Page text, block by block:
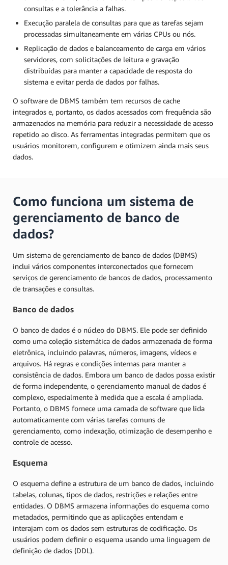
consultas e a tolerância a falhas.
Execução paralela de consultas para que as tarefas sejam
processadas simultaneamente em várias CPUs ou nós.
Replicação de dados e balanceamento de carga em vários
servidores, com solicitações de leitura e gravação
distribuídas para manter a capacidade de resposta do
sistema e evitar perda de dados por falhas.
O software de DBMS também tem recursos de cache
integrados e, portanto, os dados acessados com frequência são
armazenados na memória para reduzir a necessidade de acesso
repetido ao disco. As ferramentas integradas permitem que os
usuários monitorem, configurem e otimizem ainda mais seus
dados.
Como funciona um sistema de
gerenciamento de banco de
dados?
Um sistema de gerenciamento de banco de dados (DBMS)
inclui vários componentes interconectados que fornecem
serviços de gerenciamento de bancos de dados, processamento
de transações e consultas.
Banco de dados
O banco de dados é o núcleo do DBMS. Ele pode ser definido
como uma coleção sistemática de dados armazenada de forma
eletrônica, incluindo palavras, números, imagens, vídeos e
arquivos. Há regras e condições internas para manter a
consistência de dados. Embora um banco de dados possa existir
de forma independente, o gerenciamento manual de dados é
complexo, especialmente à medida que a escala é ampliada.
Portanto, o DBMS fornece uma camada de software que lida
automaticamente com várias tarefas comuns de
gerenciamento, como indexação, otimização de desempenho e
controle de acesso.
Esquema
O esquema define a estrutura de um banco de dados, incluindo
tabelas, colunas, tipos de dados, restrições e relações entre
entidades. O DBMS armazena informações do esquema como
metadados, permitindo que as aplicações entendam e
interajam com os dados sem estruturas de codificação. Os
usuários podem definir o esquema usando uma linguagem de
definição de dados (DDL).